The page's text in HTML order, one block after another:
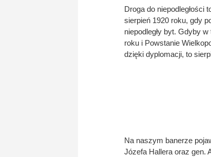
Droga do niepodległości
sierpień 1920 roku, gdy
niepodległy byt. Gdyby
roku i Powstanie
dzięki dyplomacji, to
Na naszym banerze
Józefa Hallera oraz gen.